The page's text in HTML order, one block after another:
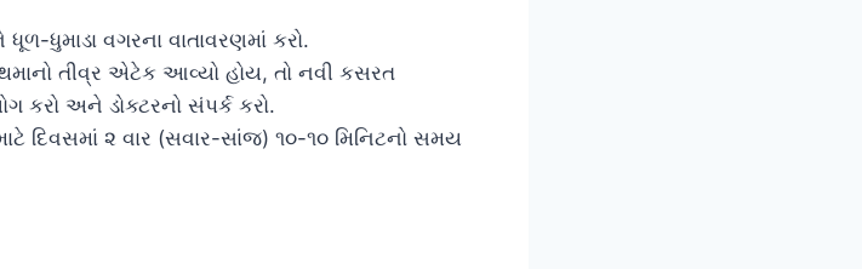
ધુમાડા વગરના વાતાવરણમાં કરો.
તીવ્ર એટેક આવ્યો હોય, તો નવી કસરત
કરો અને ડોક્ટરનો સંપર્ક કરો.
દિવસમાં ૨ વાર (સવાર-સાંજ) ૧૦-૧૦ મિનિટનો સમય